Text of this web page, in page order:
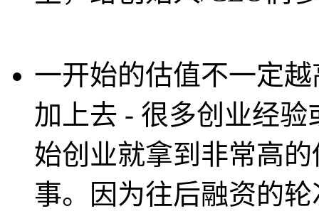
一开始的估值不一定
加上去 - 很多创业经
始创业就拿到非常高
事。因为往后融资的